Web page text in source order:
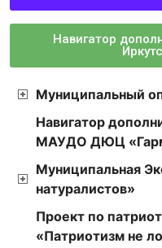
Навигатор
Муниципальный
Навигатор
МАУДО ДЮЦ
Муниципальная
натуралистов»
Проект по
«Патриотизм не